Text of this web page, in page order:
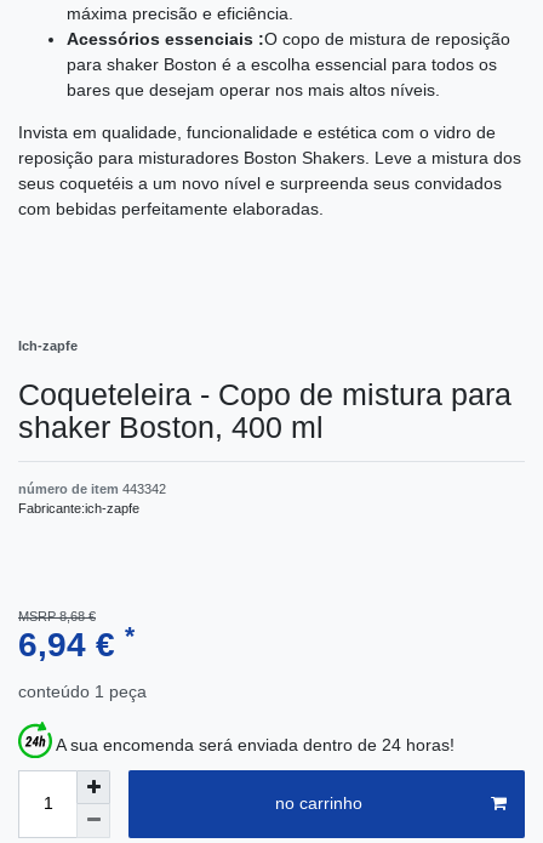
máxima precisão e eficiência.
Acessórios essenciais :O copo de mistura de reposição
para shaker Boston é a escolha essencial para todos os
bares que desejam operar nos mais altos níveis.
Invista em qualidade, funcionalidade e estética com o vidro de
reposição para misturadores Boston Shakers. Leve a mistura dos
seus coquetéis a um novo nível e surpreenda seus convidados
com bebidas perfeitamente elaboradas.
Ich-zapfe
Coqueteleira - Copo de mistura para
shaker Boston, 400 ml
número de item 443342
Fabricante:ich-zapfe
MSRP 8,68 €
6,94 € *
conteúdo 1 peça
A sua encomenda será enviada dentro de 24 horas!
no carrinho